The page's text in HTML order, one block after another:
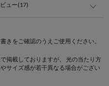
ュー(17)
きをご確認のうえご使用ください。
掲載しておりますが、 光の当たり方
サイズ感が若干異なる場合がござい